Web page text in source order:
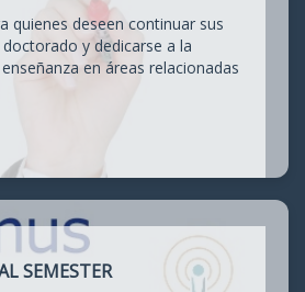
quienes deseen continuar sus
y dedicarse a la
en áreas relacionadas
SEMESTER